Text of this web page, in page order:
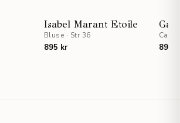
Isabel Marant Etoile
Bluse · Str 36
895 kr 895